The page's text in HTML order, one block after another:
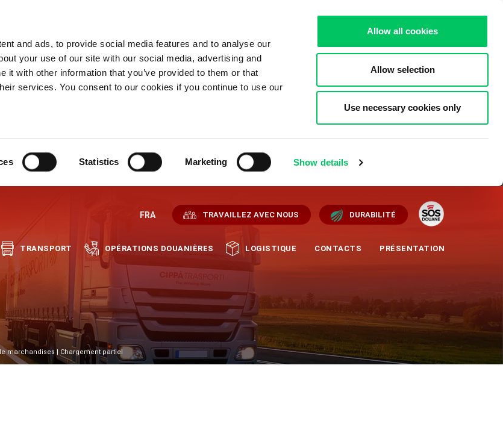
and ads, to provide social media features and to analyse our
your use of our site with our social media, advertising and
it with other information that you’ve provided to them or that
services. You consent to our cookies if you continue to use our
Statistics Marketing Show details
Allow all cookies
Allow selection
Use necessary cookies only
FRA TRAVAILLEZ AVEC NOUS DURABILITÉ
TRANSPORT OPÉRATIONS DOUANIÈRES LOGISTIQUE CONTACTS PRÉSENTATION
marchandises | Chargement partiel